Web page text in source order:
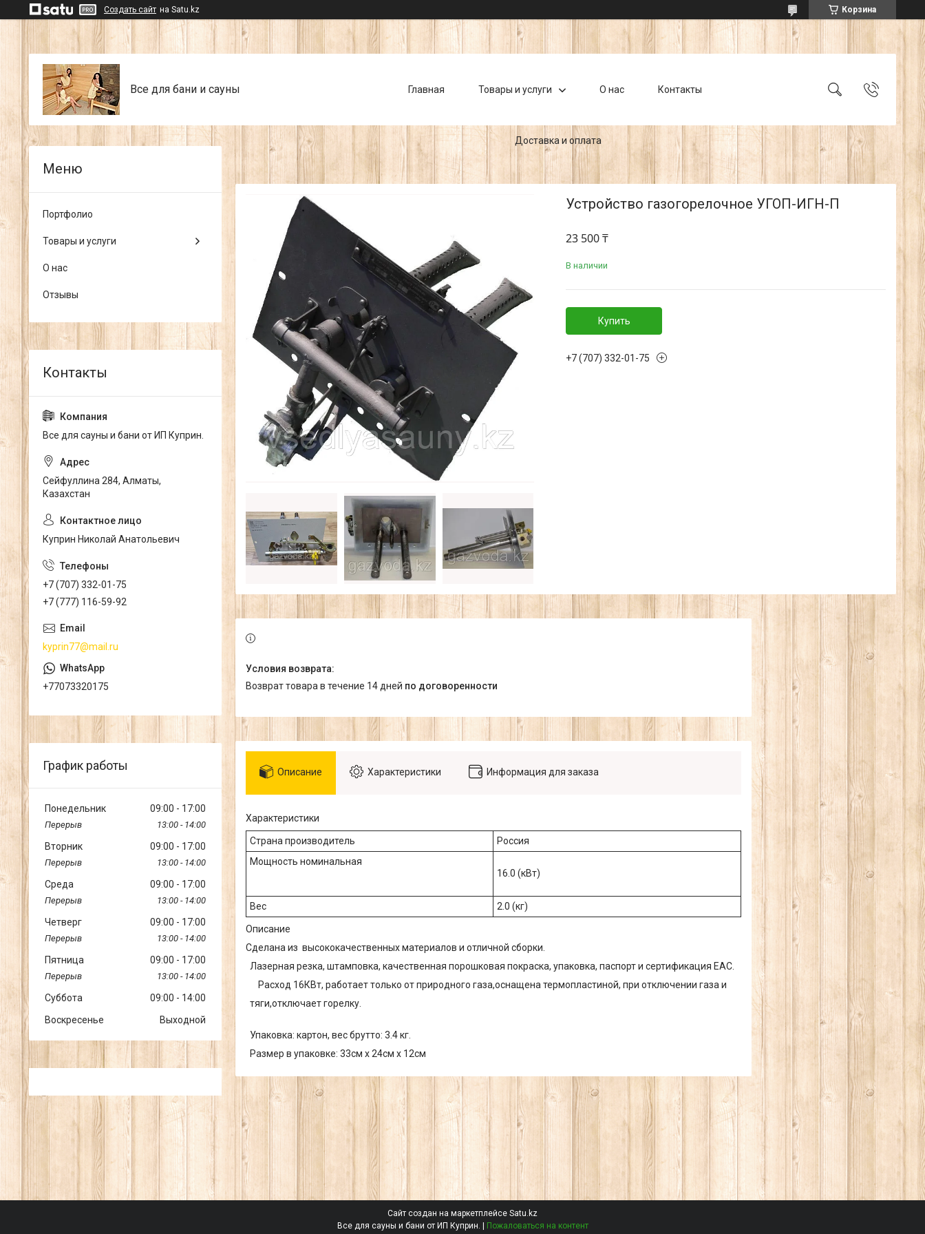
Создать сайт на Satu.kz Корзина
Все для бани и сауны Главная Товары и услуги О нас Контакты
Доставка и оплата
Устройство газогорелочное УГОП-ИГН-П
23 500 ₸
В наличии
Купить
+7 (707) 332-01-75
возврат товара в течение 14 дней по договоренности
Описание Характеристики Информация для заказа
Характеристики
Страна производитель
Россия
Мощность номинальная
16.0 (кВт)
Вес 2.0 (кг)
Описание
Сделана из высококачественных материалов и отличной сборки.
Лазерная резка, штамповка, качественная порошковая покраска, упаковка, паспорт и сертификация EAC.
Расход 16КВт, работает только от природного газа,оснащена термопластиной, при отключении газа и
тяги,отключает горелку.
Упаковка: картон, вес брутто: 3.4 кг.
Размер в упаковке: 33см х 24см х 12см
Портфолио
Товары и услуги
О нас
Отзывы
Все для сауны и бани от ИП Куприн.
Сейфуллина 284, Алматы,
Казахстан
Куприн Николай Анатольевич
+7 (707) 332-01-75
+7 (777) 116-59-92
kyprin77@mail.ru
+77073320175
График работы
Понедельник 09:00 17:00
13:00 14:00
Вторник 09:00 17:00
13:00 14:00
Среда 09:00 17:00
13:00 14:00
Четверг 09:00 17:00
13:00 14:00
Пятница 09:00 17:00
13:00 14:00
Суббота 09:00
14:00
Воскресенье
Выходной
Сайт создан на маркетплейсе Satu.kz
Пожаловаться на контент